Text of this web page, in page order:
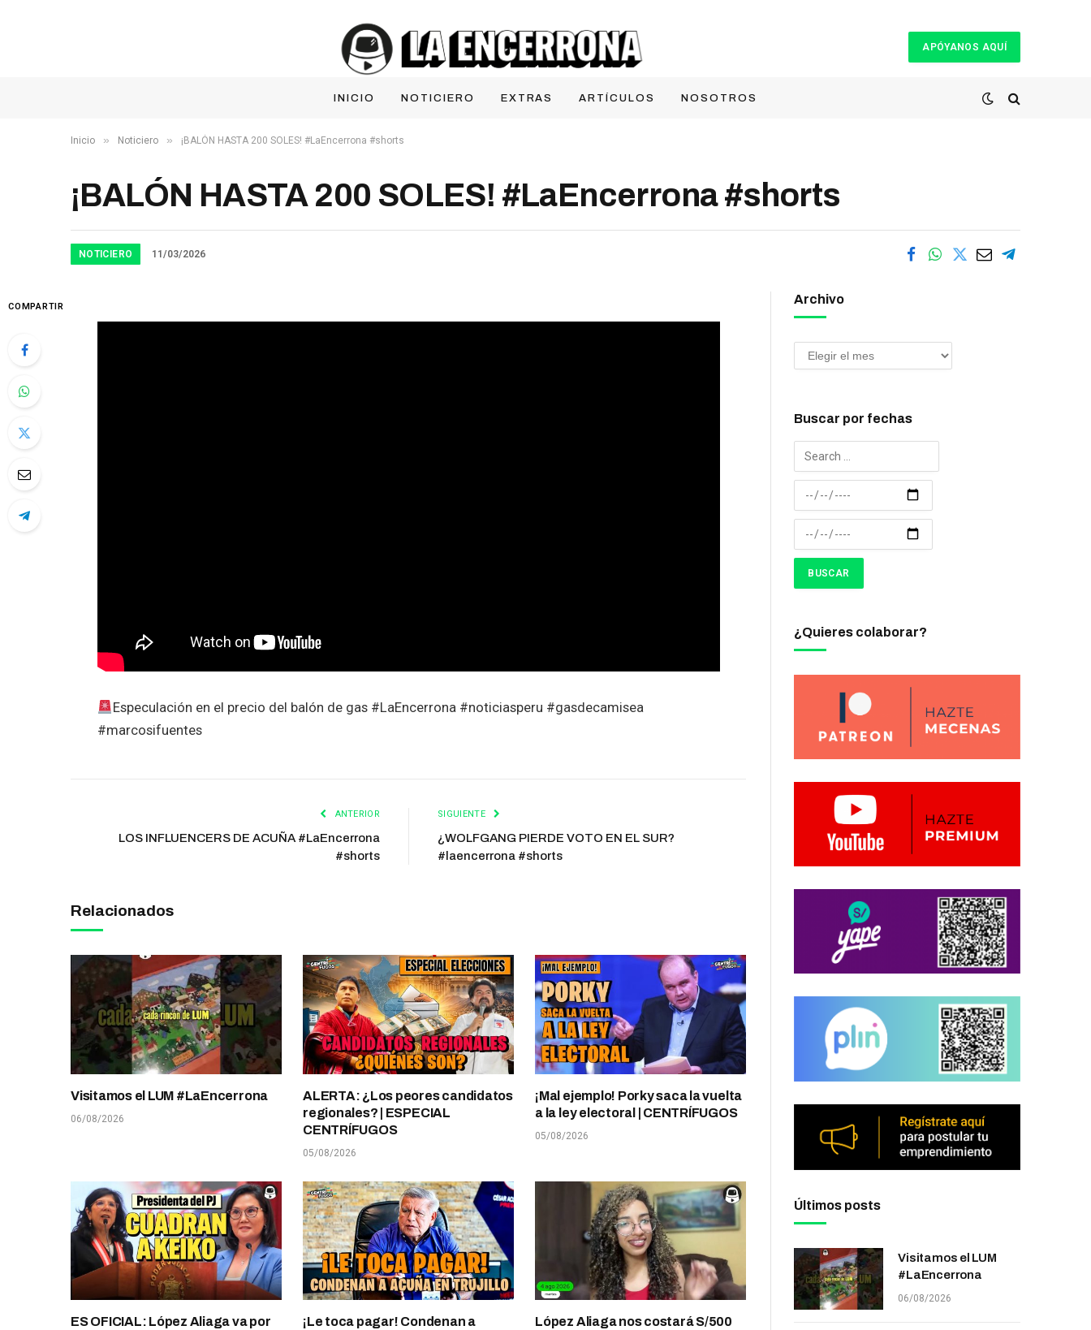
APÓYANOS AQUÍ
INICIO NOTICIERO EXTRAS ARTÍCULOS NOSOTROS
Inicio » Noticiero » ¡BALÓN HASTA 200 SOLES! #LaEncerrona #shorts
¡BALÓN HASTA 200 SOLES! #LaEncerrona #shorts
NOTICIERO 11/03/2026
COMPARTIR
Especulación en el precio del balón de gas #LaEncerrona #noticiasperu #gasdecamisea
#marcosifuentes
ANTERIOR
LOS INFLUENCERS DE ACUÑA #LaEncerrona
#shorts
SIGUIENTE
¿WOLFGANG PIERDE VOTO EN EL SUR?
#laencerrona #shorts
Relacionados
Visitamos el LUM #LaEncerrona
06/08/2026
ALERTA: ¿Los peores candidatos
regionales? | ESPECIAL
CENTRÍFUGOS
05/08/2026
¡Mal ejemplo! Porky saca la vuelta
a la ley electoral | CENTRÍFUGOS
05/08/2026
ES OFICIAL: López Aliaga va por
¡Le toca pagar! Condenan a
López Aliaga nos costará S/500
Archivo
Buscar por fechas
¿Quieres colaborar?
Últimos posts
Visitamos el LUM
#LaEncerrona
06/08/2026